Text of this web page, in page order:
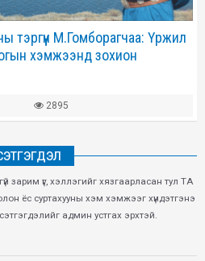
М.Гомборагчаа: Үржил
хэмжээнд зохион
2895
зарим үг, хэллэгийг хязгаарласан тул ТА
ёс суртахууны хэм хэмжээг хүндэтгэнэ
админ устгах эрхтэй.